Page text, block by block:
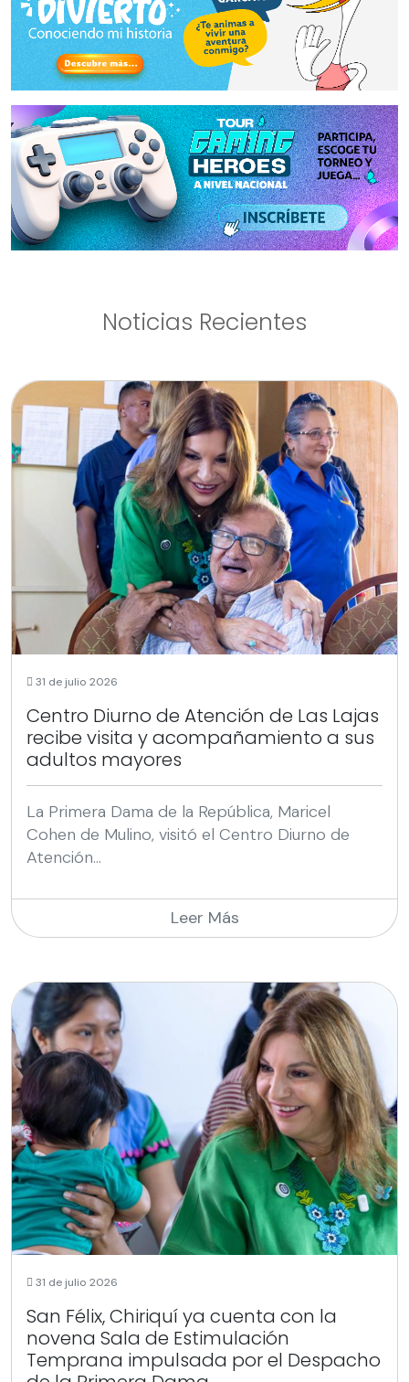
Noticias Recientes
31 de julio 2026
Centro Diurno de Atención de Las Lajas
recibe visita y acompañamiento a sus
adultos mayores
La Primera Dama de la República, Maricel
Cohen de Mulino, visitó el Centro Diurno de
Atención...
Leer Más
31 de julio 2026
San Félix, Chiriquí ya cuenta con la
novena Sala de Estimulación
Temprana impulsada por el Despacho